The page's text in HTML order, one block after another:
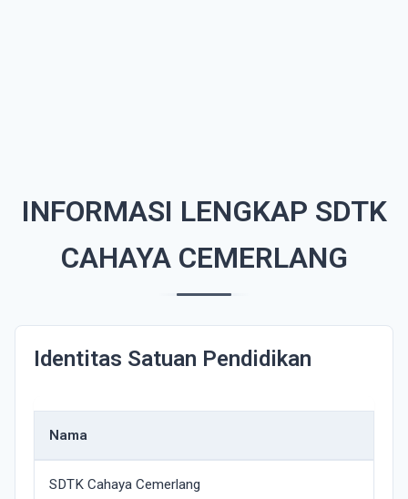
INFORMASI LENGKAP SDTK
CAHAYA CEMERLANG
Identitas Satuan Pendidikan
Nama
SDTK Cahaya Cemerlang